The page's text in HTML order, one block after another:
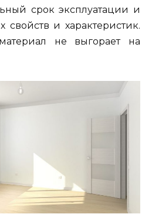
срок эксплуатации и
свойств и характеристик.
не выгорает на